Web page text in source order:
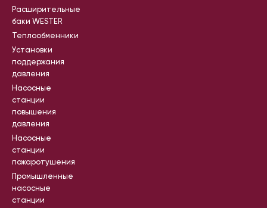
Расширительные
баки WESTER
Теплообменники
Установки
поддержания
давления
Насосные
станции
повышения
давления
Насосные
станции
пожаротушения
Промышленные
насосные
станции